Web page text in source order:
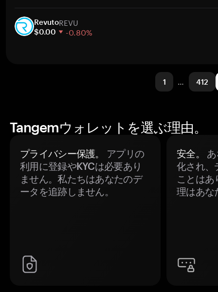
30日間
時価総額
RevutoREVU
$0.00 -0.80%
1 … 412
Tangemウォレットを選ぶ理由。
プライバシー保護。
アプリの
利用に登録やKYCは必要あり
ません。私たちはあなたのデ
ータを追跡しません。
安全。
化され、
ことはあ
理はあな